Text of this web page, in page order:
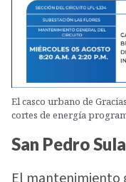
El casco urbano de
cortes de energía
San Pedro